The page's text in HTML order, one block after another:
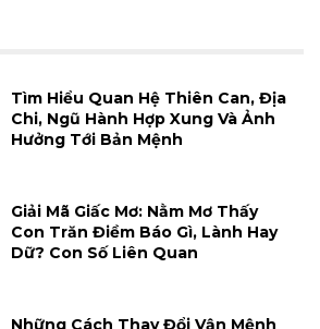
Tìm Hiểu Quan Hệ Thiên Can, Địa
Chi, Ngũ Hành Hợp Xung Và Ảnh
Hưởng Tới Bản Mệnh
Giải Mã Giấc Mơ: Nằm Mơ Thấy
Con Trăn Điềm Báo Gì, Lành Hay
Dữ? Con Số Liên Quan
Những Cách Thay Đổi Vận Mệnh